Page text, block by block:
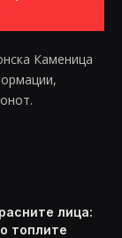
Каменица
лица:
топлите